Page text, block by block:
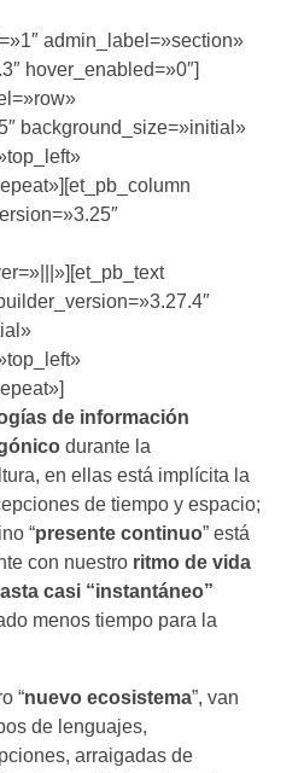
admin_label=»section»
hover_enabled=»0″]
background_size=»initial»
de información
durante la
en ellas está implícita la
de tiempo y espacio;
“presente continuo” está
con nuestro ritmo de vida
casi “instantáneo”
menos tiempo para la
“nuevo ecosistema”, van
de lenguajes,
arraigadas de